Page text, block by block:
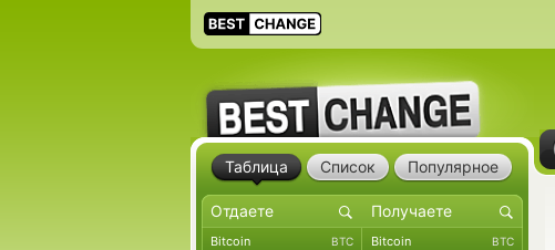
Таблица Список Популярное
Bitcoin BTC Bitcoin BTC